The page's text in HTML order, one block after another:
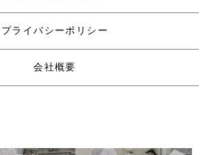
プライバシーポリシー
会社概要